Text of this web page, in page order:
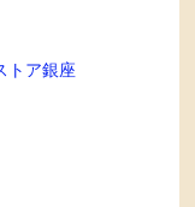
トア銀座